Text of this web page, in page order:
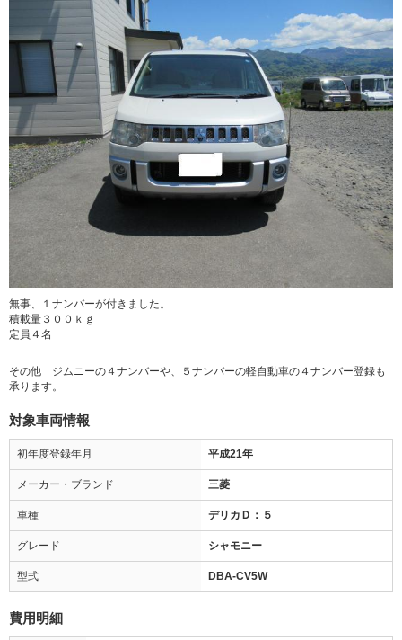
無事、１ナンバーが付きました。
積載量３００ｋｇ
定員４名
その他 ジムニーの４ナンバーや、５ナンバーの軽自動車の４ナンバー登録も
承ります。
対象車両情報
初年度登録年月 平成21年
メーカー・ブランド 三菱
車種 デリカＤ：５
グレード シャモニー
型式 DBA-CV5W
費用明細